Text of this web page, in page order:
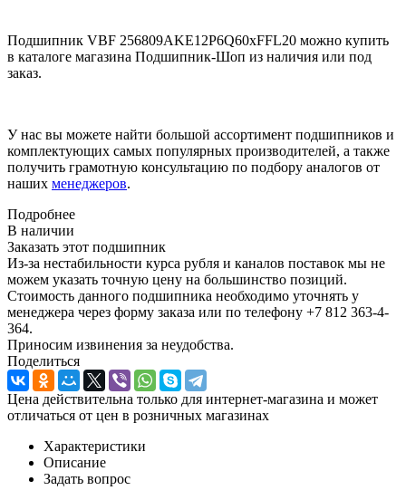
Подшипник VBF 256809AKE12P6Q60xFFL20 можно купить
в каталоге магазина Подшипник-Шоп из наличия или под
заказ.
У нас вы можете найти большой ассортимент подшипников и
комплектующих самых популярных производителей, а также
получить грамотную консультацию по подбору аналогов от
наших менеджеров.
Подробнее
В наличии
Заказать этот подшипник
Из-за нестабильности курса рубля и каналов поставок мы не
можем указать точную цену на большинство позиций.
Стоимость данного подшипника необходимо уточнять у
менеджера через форму заказа или по телефону +7 812 363-4-
364.
Приносим извинения за неудобства.
Поделиться
Цена действительна только для интернет-магазина и может
отличаться от цен в розничных магазинах
Характеристики
Описание
Задать вопрос